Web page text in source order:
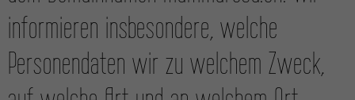
informieren insbesondere, welche
Personendaten wir zu welchem Zweck,